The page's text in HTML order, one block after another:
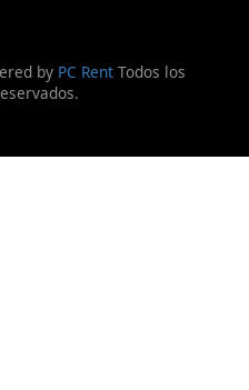
by PC Rent Todos los